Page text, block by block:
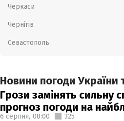
Черкаси
Чернігів
Севастополь
Новини погоди України
Грози замінять сильну
прогноз погоди на
6 серпня, 08:00 325